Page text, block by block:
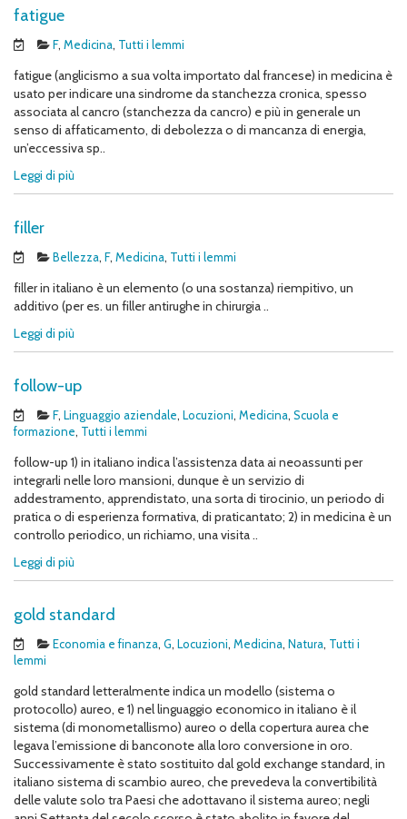
fatigue
F, Medicina, Tutti i lemmi
fatigue (anglicismo a sua volta importato dal francese) in medicina è
usato per indicare una sindrome da stanchezza cronica, spesso
associata al cancro (stanchezza da cancro) e più in generale un
senso di affaticamento, di debolezza o di mancanza di energia,
un’eccessiva sp..
Leggi di più
filler
Bellezza, F, Medicina, Tutti i lemmi
filler in italiano è un elemento (o una sostanza) riempitivo, un
additivo (per es. un filler antirughe in chirurgia ..
Leggi di più
follow-up
F, Linguaggio aziendale, Locuzioni, Medicina, Scuola e
formazione, Tutti i lemmi
follow-up 1) in italiano indica l’assistenza data ai neoassunti per
integrarli nelle loro mansioni, dunque è un servizio di
addestramento, apprendistato, una sorta di tirocinio, un periodo di
pratica o di esperienza formativa, di praticantato; 2) in medicina è un
controllo periodico, un richiamo, una visita ..
Leggi di più
gold standard
Economia e finanza, G, Locuzioni, Medicina, Natura, Tutti i
lemmi
gold standard letteralmente indica un modello (sistema o
protocollo) aureo, e 1) nel linguaggio economico in italiano è il
sistema (di monometallismo) aureo o della copertura aurea che
legava l’emissione di banconote alla loro conversione in oro.
Successivamente è stato sostituito dal gold exchange standard, in
italiano sistema di scambio aureo, che prevedeva la convertibilità
delle valute solo tra Paesi che adottavano il sistema aureo; negli